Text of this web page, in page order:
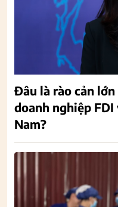
Đâu là rào cản
doanh nghiệp
Nam?